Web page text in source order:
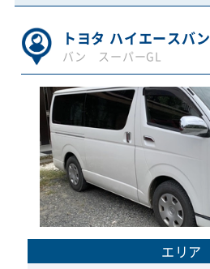
トヨタ ハイエースバン
バン スーパーGL
エリア